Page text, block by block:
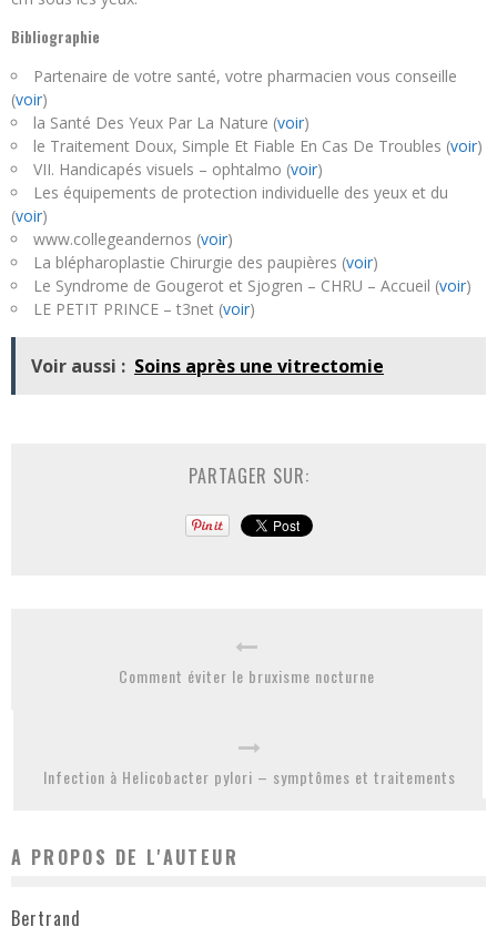
Bibliographie
Partenaire de votre santé, votre pharmacien vous conseille
(voir)
la Santé Des Yeux Par La Nature (voir)
le Traitement Doux, Simple Et Fiable En Cas De Troubles (voir)
VII. Handicapés visuels – ophtalmo (voir)
Les équipements de protection individuelle des yeux et du
(voir)
www.collegeandernos (voir)
La blépharoplastie Chirurgie des paupières (voir)
Le Syndrome de Gougerot et Sjogren – CHRU – Accueil (voir)
LE PETIT PRINCE – t3net (voir)
Voir aussi : Soins après une vitrectomie
PARTAGER SUR:
Comment éviter le bruxisme nocturne
Infection à Helicobacter pylori – symptômes et traitements
A PROPOS DE L'AUTEUR
Bertrand